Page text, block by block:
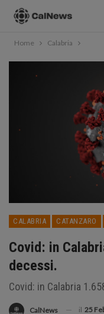
Home Calabria
CALABRIA CATANZARO
Covid: in
decessi.
Covid: in Calabria
CalNews il 25